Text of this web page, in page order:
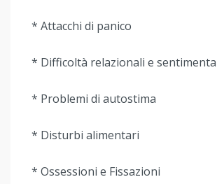
* Attacchi di panico
* Difficoltà relazionali e
* Problemi di autostima
* Disturbi alimentari
* Ossessioni e Fissazioni